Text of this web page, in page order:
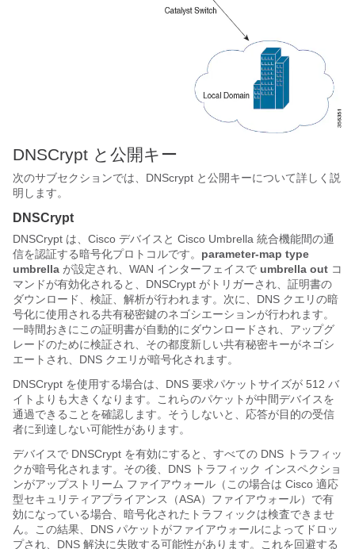
DNSCrypt と公開キー
次のサブセクションでは、DNScrypt と公開キーについて詳しく説
明します。
DNSCrypt
DNSCrypt は、Cisco デバイスと Cisco Umbrella 統合機能間の通
信を認証する暗号化プロトコルです。 parameter-map type
umbrella が設定され、WAN インターフェイスで umbrella out コ
マンドが有効化されると、DNSCrypt がトリガーされ、証明書の
ダウンロード、検証、解析が行われます。次に、DNS クエリの暗
号化に使用される共有秘密鍵のネゴシエーションが行われます。
一時間おきにこの証明書が自動的にダウンロードされ、アップグ
レードのために検証され、その都度新しい共有秘密キーがネゴシ
エートされ、DNS クエリが暗号化されます。
DNSCrypt を使用する場合は、DNS 要求パケットサイズが 512 バ
イトよりも大きくなります。これらのパケットが中間デバイスを
通過できることを確認します。そうしないと、応答が目的の受信
者に到達しない可能性があります。
デバイスで DNSCrypt を有効にすると、すべての DNS トラフィッ
クが暗号化されます。その後、DNS トラフィック インスペクショ
ンがアップストリーム ファイアウォール（この場合は Cisco 適応
型セキュリティアプライアンス（ASA）ファイアウォール）で有
効になっている場合、暗号化されたトラフィックは検査できませ
ん。この結果、DNS パケットがファイアウォールによってドロッ
プされ、DNS 解決に失敗する可能性があります。これを回避する